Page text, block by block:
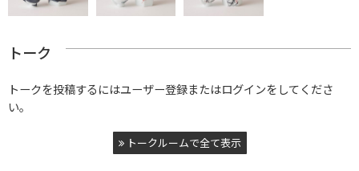
トーク
トークを投稿するにはユーザー登録またはログインをしてくださ
い。
トークルームで全て表示